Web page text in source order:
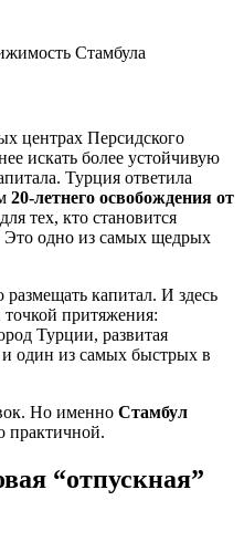
Стамбула
центрах Персидского
искать более устойчивую
Турция ответила
20-летнего освобождения от
для тех, кто становится
одно из самых щедрых
капитал. И здесь
точкой притяжения:
Турции, развитая
один из самых быстрых в
Но именно Стамбул
практичной.
“отпускная”